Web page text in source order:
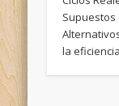
Supuestos
la